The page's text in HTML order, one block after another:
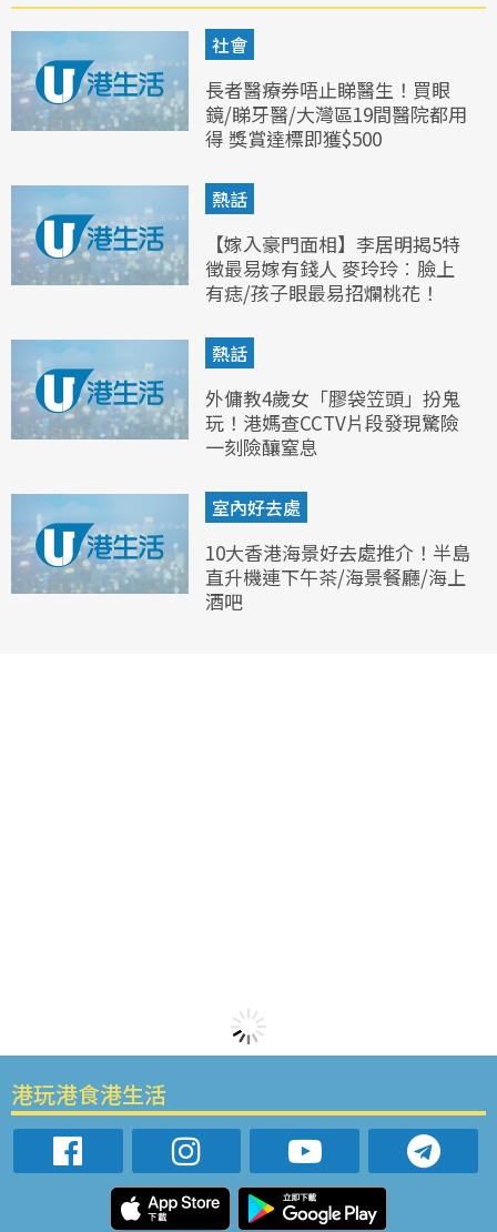
社會
長者醫療券唔止睇醫生！買眼
鏡/睇牙醫/大灣區19間醫院都用
得 獎賞達標即獲$500
熱話
【嫁入豪門面相】李居明揭5特
徵最易嫁有錢人 麥玲玲︰臉上
有痣/孩子眼最易招爛桃花！
熱話
外傭教4歲女「膠袋笠頭」扮鬼
玩！港媽查CCTV片段發現驚險
一刻險釀窒息
室內好去處
10大香港海景好去處推介！半島
直升機連下午茶/海景餐廳/海上
酒吧
港玩港食港生活